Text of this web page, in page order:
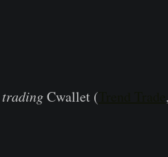
tradingCwallet (
,